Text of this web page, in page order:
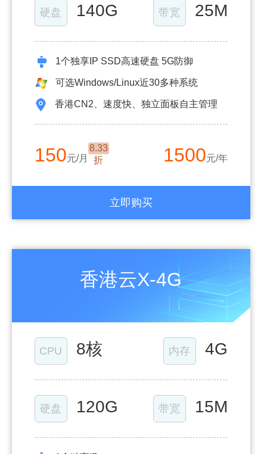
硬盘 140G 带宽 25M
1个独享IP SSD高速硬盘 5G防御
可选Windows/Linux近30多种系统
香港CN2、速度快、独立面板自主管理
8.33
折
150元/月 1500元/年
立即购买
香港云X-4G
CPU 8核 内存 4G
硬盘 120G 带宽 15M